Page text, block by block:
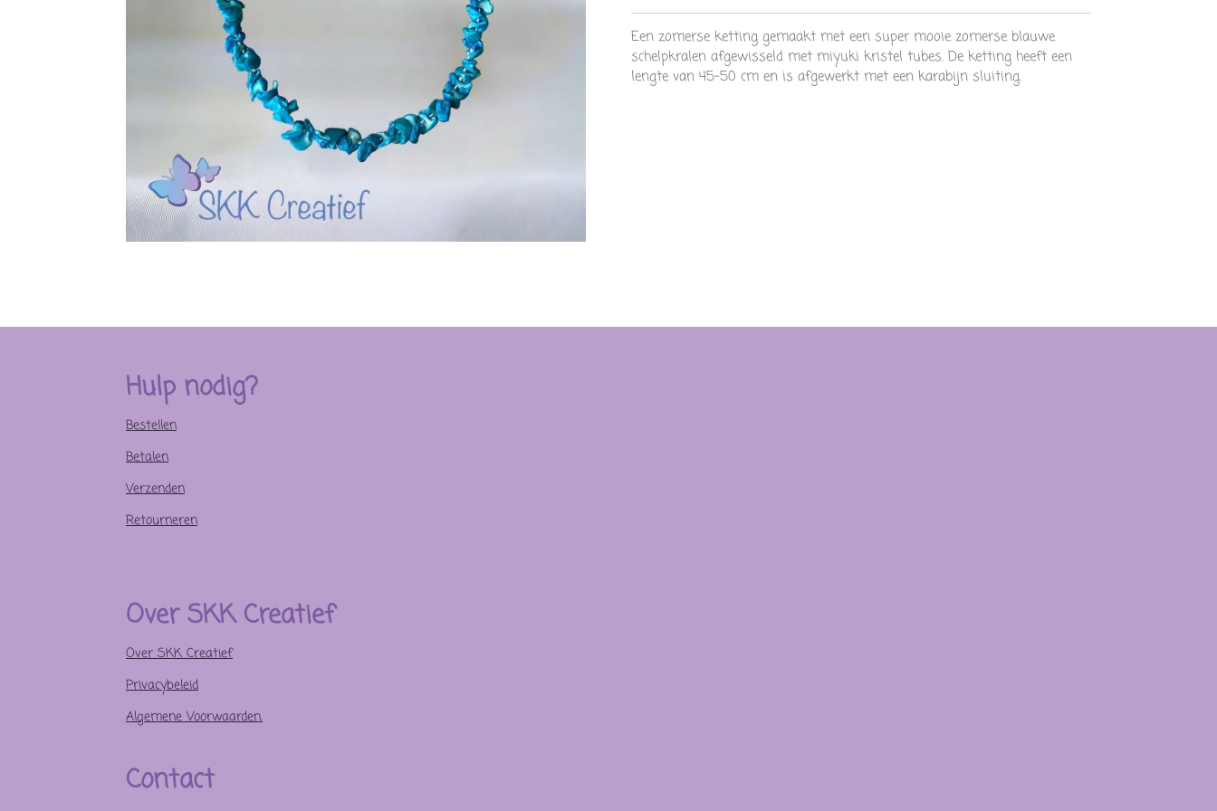
Een zomerse ketting gemaakt met een super mooie zomerse blauwe
schelpkralen afgewisseld met miyuki kristel tubes. De ketting heeft een
lengte van 45-50 cm en is afgewerkt met een karabijn sluiting.
Hulp nodig?
Bestellen
Betalen
Verzenden
Retourneren
Over SKK Creatief
Over SKK Creatief
Privacybeleid
Algemene Voorwaarden.
Contact